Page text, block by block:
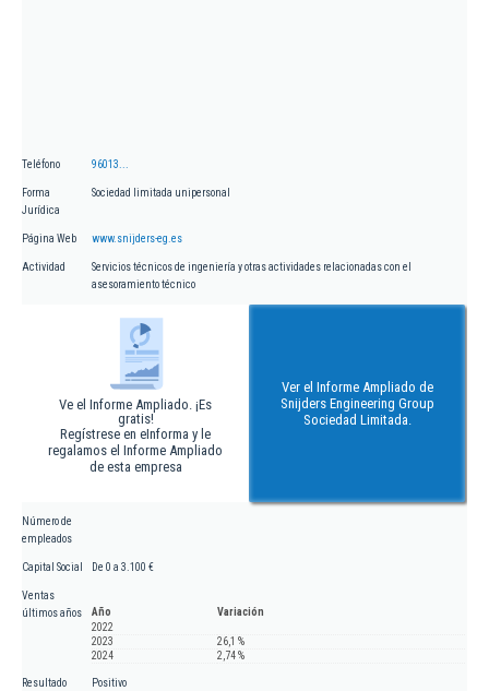
Teléfono 96013...
Forma
Jurídica
Sociedad limitada unipersonal
Página Web www.snijders-eg.es
Actividad
Servicios técnicos de ingeniería y otras actividades relacionadas con el
asesoramiento técnico
Ve el Informe Ampliado. ¡Es
gratis!
Regístrese en eInforma y le
regalamos el Informe Ampliado
de esta empresa
Ver el Informe Ampliado de
Snijders Engineering Group
Sociedad Limitada.
Número de
empleados
Capital Social De 0 a 3.100 €
Ventas
últimos años
Año
Variación
2022
2023
26,1 %
2024
2,74 %
Resultado
Positivo